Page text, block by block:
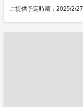
ご提供予定時期：2025/2/27